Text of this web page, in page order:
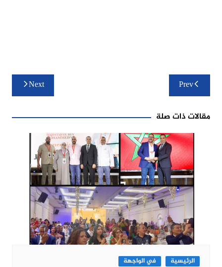
تصفّح
المقالات
Prev
Next
مقالات ذات صلة
الرئيسية في الواجهة